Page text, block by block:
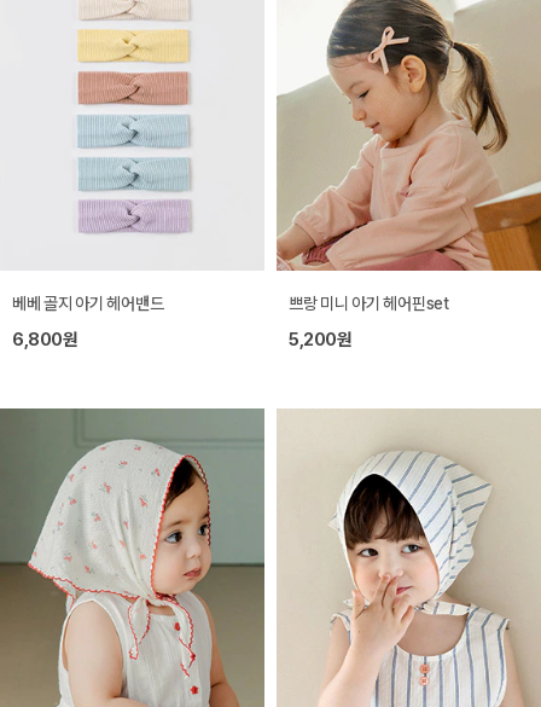
베베 골지 아기 헤어밴드
6,800원
쁘랑 미니 아기 헤어핀set
5,200원